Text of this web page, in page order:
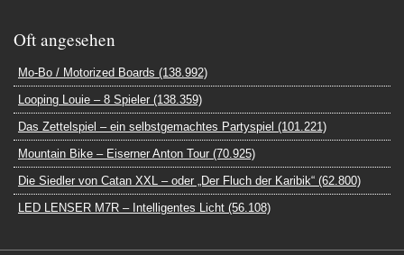
Oft angesehen
Mo-Bo / Motorized Boards (138.992)
Looping Louie – 8 Spieler (138.359)
Das Zettelspiel – ein selbstgemachtes Partyspiel (101.221)
Mountain Bike – Eiserner Anton Tour (70.925)
Die Siedler von Catan XXL – oder „Der Fluch der Karibik“ (62.800)
LED LENSER M7R – Intelligentes Licht (56.108)